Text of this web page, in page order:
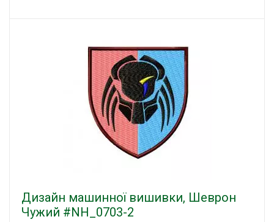
Дизайн машинної вишивки, Шеврон
Чужий #NH_0703-2